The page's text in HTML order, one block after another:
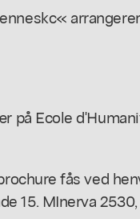
på Ecole
fås ved
15. MInerva 2530,